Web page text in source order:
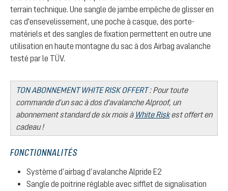
terrain technique. Une sangle de jambe empêche de glisser en
cas d'ensevelissement, une poche à casque, des porte-
matériels et des sangles de fixation permettent en outre une
utilisation en haute montagne du sac à dos Airbag avalanche
testé par le TÜV.
TON ABONNEMENT WHITE RISK OFFERT: Pour toute
commande d'un sac à dos d'avalanche Alproof, un
abonnement standard de six mois à White Riskest offert en
cadeau !
FONCTIONNALITÉS
Système d’airbag d’avalanche Alpride E2
Sangle de poitrine réglable avec sifflet de signalisation